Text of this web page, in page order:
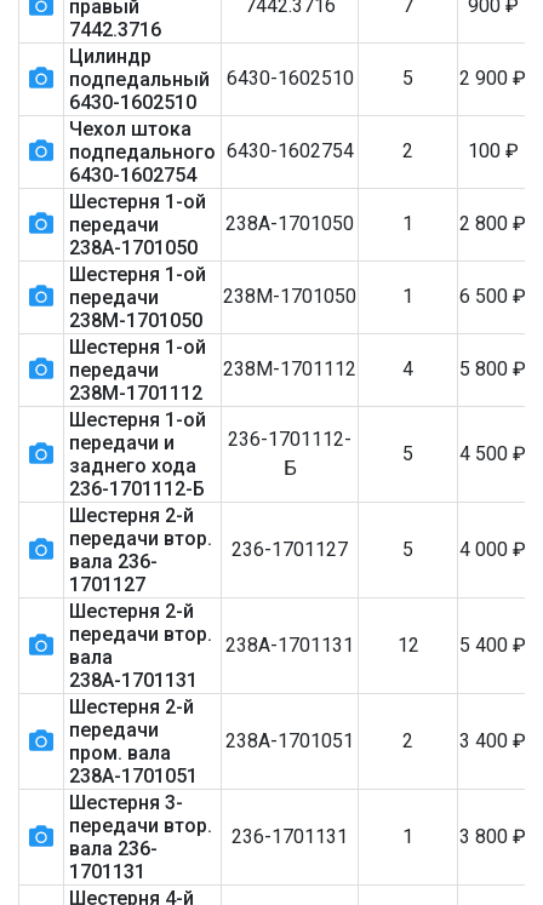
правый
7442.3716
7442.3716 7 900 ₽
Цилиндр
подпедальный
6430-1602510
6430-1602510 5 2 900 ₽
Чехол штока
подпедального
6430-1602754
6430-1602754 2 100 ₽
Шестерня 1-ой
передачи
238А-1701050
238А-1701050 1 2 800 ₽
Шестерня 1-ой
передачи
238М-1701050
238М-1701050 1 6 500 ₽
Шестерня 1-ой
передачи
238М-1701112
238М-1701112 4 5 800 ₽
Шестерня 1-ой
передачи и
заднего хода
236-1701112-Б
236-1701112-
Б
5 4 500 ₽
Шестерня 2-й
передачи втор.
вала 236-
1701127
236-1701127 5 4 000 ₽
Шестерня 2-й
передачи втор.
вала
238А-1701131
238А-1701131 12 5 400 ₽
Шестерня 2-й
передачи
пром. вала
238А-1701051
238А-1701051 2 3 400 ₽
Шестерня 3-
передачи втор.
вала 236-
1701131
236-1701131 1 3 800 ₽
Шестерня 4-й